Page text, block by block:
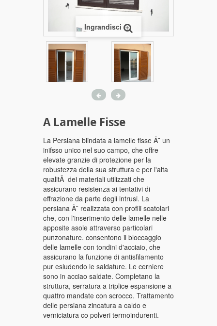
Ingrandisci
A Lamelle Fisse
La Persiana blindata a lamelle fisse Ã¨ un
inifsso unico nel suo campo, che offre
elevate granzie di protezione per la
robustezza della sua struttura e per l'alta
qualitÃ dei materiali utilizzati che
assicurano resistenza ai tentativi di
effrazione da parte degli intrusi. La
persiana Ã¨ realizzata con profili scatolari
che, con l'inserimento delle lamelle nelle
apposite asole attraverso particolari
punzonature. consentono il bloccaggio
delle lamelle con tondini d'acciaio, che
assicurano la funzione di antisfilamento
pur esludendo le saldature. Le cerniere
sono in acciao saldate. Completano la
struttura, serratura a triplice espansione a
quattro mandate con scrocco. Trattamento
delle persiana zincatura a caldo e
verniciatura co polveri termoindurenti.